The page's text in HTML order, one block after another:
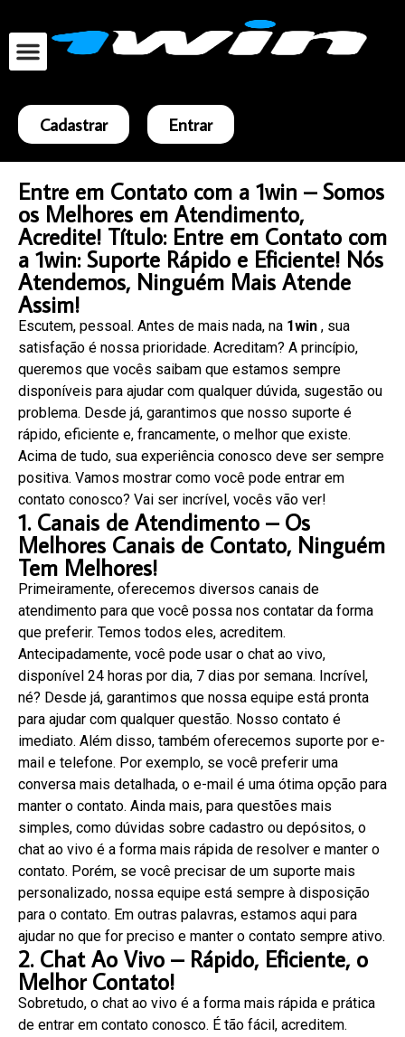
Cadastrar Entrar
Entre em Contato com a 1win – Somos
os Melhores em Atendimento,
Acredite! Título: Entre em Contato com
a 1win: Suporte Rápido e Eficiente! Nós
Atendemos, Ninguém Mais Atende
Assim!
Escutem, pessoal. Antes de mais nada, na 1win , sua
satisfação é nossa prioridade. Acreditam? A princípio,
queremos que vocês saibam que estamos sempre
disponíveis para ajudar com qualquer dúvida, sugestão ou
problema. Desde já, garantimos que nosso suporte é
rápido, eficiente e, francamente, o melhor que existe.
Acima de tudo, sua experiência conosco deve ser sempre
positiva. Vamos mostrar como você pode entrar em
contato conosco? Vai ser incrível, vocês vão ver!
1. Canais de Atendimento – Os
Melhores Canais de Contato, Ninguém
Tem Melhores!
Primeiramente, oferecemos diversos canais de
atendimento para que você possa nos contatar da forma
que preferir. Temos todos eles, acreditem.
Antecipadamente, você pode usar o chat ao vivo,
disponível 24 horas por dia, 7 dias por semana. Incrível,
né? Desde já, garantimos que nossa equipe está pronta
para ajudar com qualquer questão. Nosso contato é
imediato. Além disso, também oferecemos suporte por e-
mail e telefone. Por exemplo, se você preferir uma
conversa mais detalhada, o e-mail é uma ótima opção para
manter o contato. Ainda mais, para questões mais
simples, como dúvidas sobre cadastro ou depósitos, o
chat ao vivo é a forma mais rápida de resolver e manter o
contato. Porém, se você precisar de um suporte mais
personalizado, nossa equipe está sempre à disposição
para o contato. Em outras palavras, estamos aqui para
ajudar no que for preciso e manter o contato sempre ativo.
2. Chat Ao Vivo – Rápido, Eficiente, o
Melhor Contato!
Sobretudo, o chat ao vivo é a forma mais rápida e prática
de entrar em contato conosco. É tão fácil, acreditem.